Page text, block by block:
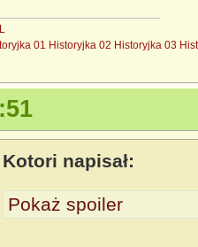
01 Historyjka 02 Historyjka 03
Kotori napisał:
Pokaż spoiler